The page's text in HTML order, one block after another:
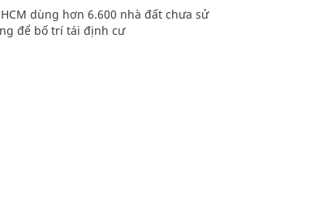
dùng hơn 6.600 nhà đất chưa sử
để bố trí tái định cư